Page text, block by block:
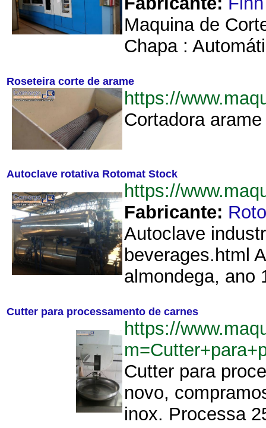
Maquina de
Chapa :
Roseteira corte de arame
https://
Cortadora
Autoclave rotativa Rotomat Stock
https://
Fabricante:
Autoclave
beverages.html
almondega, ano
Cutter para processamento de carnes
https://
Cutter para
novo,
inox. Processa